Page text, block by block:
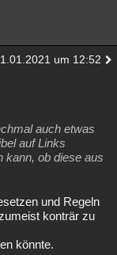
um 12:52
auch etwas
auf Links
kann, ob diese aus
und Regeln
konträr zu
könnte.